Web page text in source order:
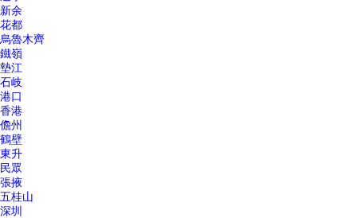
新余
花都
烏魯木齊
鐵嶺
墊江
石岐
港口
香港
儋州
鶴壁
東升
民眾
張掖
五桂山
深圳